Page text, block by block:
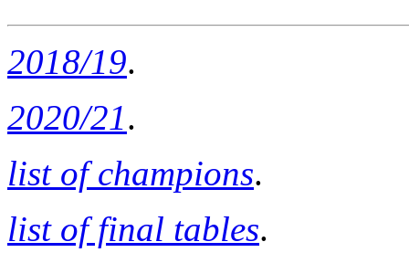
2018/19.
2020/21.
list of champions.
list of final tables.